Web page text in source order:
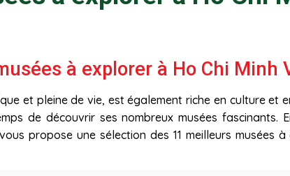
à explorer à Ho Chi Minh
et pleine de vie, est également riche en culture et
de découvrir ses nombreux musées fascinants.
propose une sélection des 11 meilleurs musées